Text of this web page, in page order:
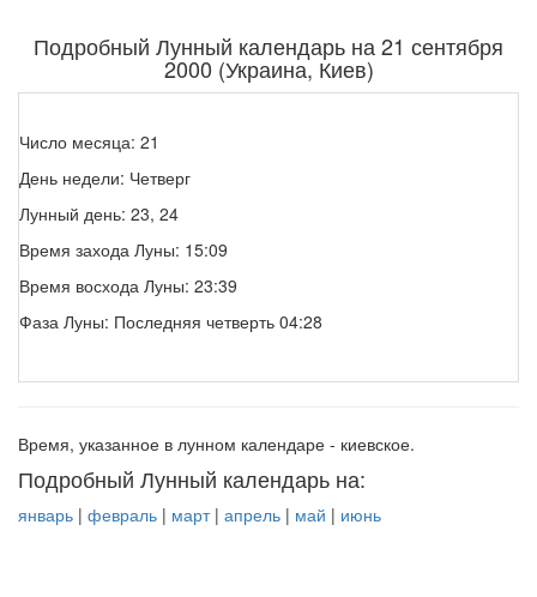
Подробный Лунный календарь на 21 сентября
2000 (Украина, Киев)
Число месяца: 21
День недели: Четверг
Лунный день: 23, 24
Время захода Луны: 15:09
Время восхода Луны: 23:39
Фаза Луны: Последняя четверть 04:28
Время, указанное в лунном календаре - киевское.
Подробный Лунный календарь на:
январь | февраль | март| апрель | май | июнь